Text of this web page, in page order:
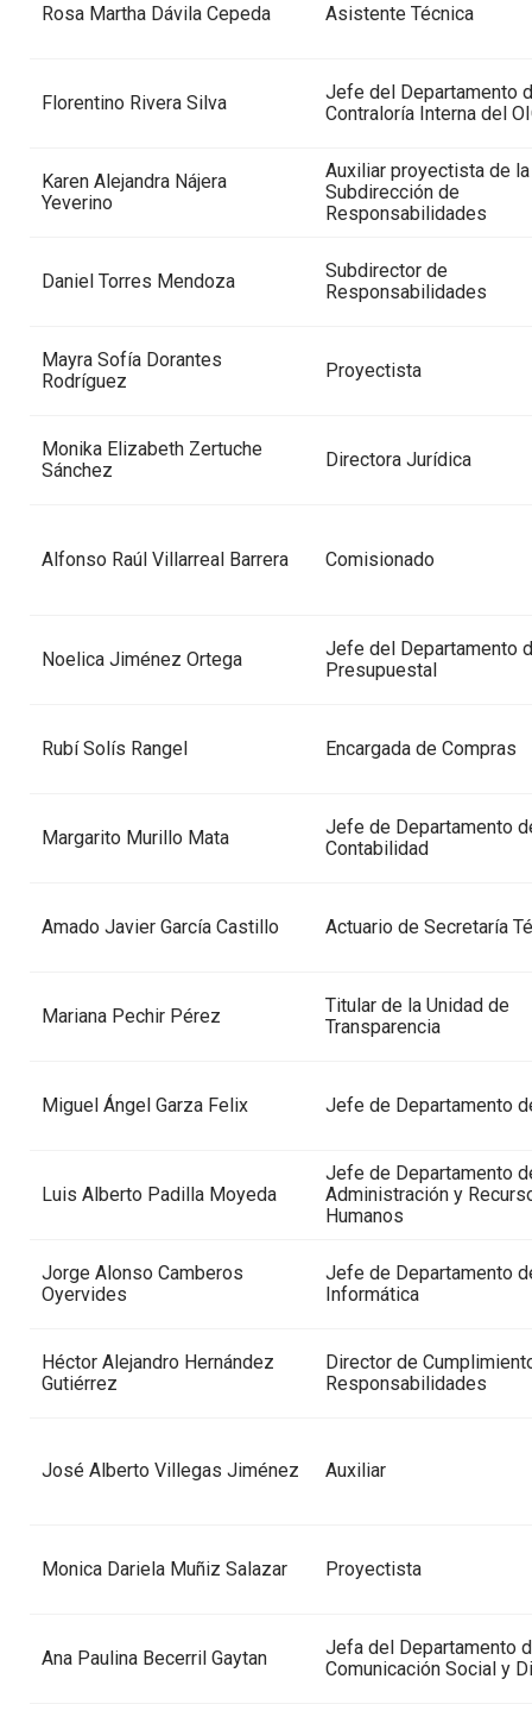
Rosa Martha Dávila Cepeda Asistente Técnica
Florentino Rivera Silva
Jefe del Departamento
Contraloría Interna del
Karen Alejandra Nájera
Yeverino
Auxiliar proyectista de la
Subdirección de
Responsabilidades
Daniel Torres Mendoza
Subdirector de
Responsabilidades
Mayra Sofía Dorantes
Rodríguez
Proyectista
Monika Elizabeth Zertuche
Sánchez
Directora Jurídica
Alfonso Raúl Villarreal Barrera Comisionado
Noelica Jiménez Ortega
Jefe del Departamento
Presupuestal
Rubí Solís Rangel Encargada de Compras
Margarito Murillo Mata
Jefe de Departamento
Contabilidad
Amado Javier García Castillo Actuario de Secretaría
Mariana Pechir Pérez
Titular de la Unidad de
Transparencia
Miguel Ángel Garza Felix Jefe de Departamento
Luis Alberto Padilla Moyeda
Jefe de Departamento
Administración y
Humanos
Jorge Alonso Camberos
Oyervides
Jefe de Departamento
Informática
Héctor Alejandro Hernández
Gutiérrez
Director de
Responsabilidades
José Alberto Villegas Jiménez Auxiliar
Monica Dariela Muñiz Salazar Proyectista
Ana Paulina Becerril Gaytan
Jefa del Departamento
Comunicación Social y